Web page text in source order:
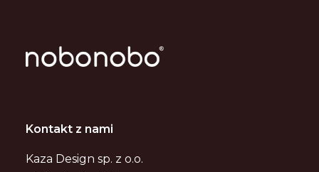
Kontakt z nami
Kaza Design sp. z o.o.